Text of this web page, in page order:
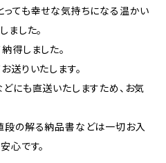
ても幸せな気持ちになる温かい
ました。
得しました。
送りいたします。
にも直送いたしますため、お気
段の解る納品書などは一切お入
心です。